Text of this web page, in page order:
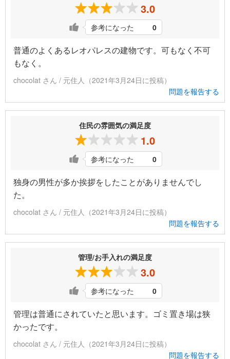
3.0
参考になった 0
普通のよくあるレオパレスの建物です。可もなく不可
もなく。
chocolat さん / 元住人（2021年3月24日に投稿）
問題を報告する
住民の雰囲気の満足度
1.0
参考になった 0
独身の男性が多か挨拶をしたことがありませんでし
た。
chocolat さん / 元住人（2021年3月24日に投稿）
問題を報告する
管理/お手入れの満足度
3.0
参考になった 0
管理は普通にされていたと思います。ゴミ置き場は狭
かったです。
chocolat さん / 元住人（2021年3月24日に投稿）
問題を報告する